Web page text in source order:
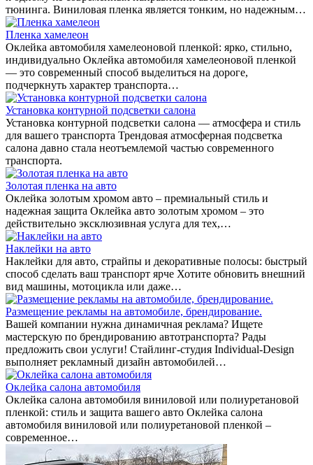
тюнинга. Виниловая пленка является тонким, но надежным…
Пленка хамелеон
Оклейка автомобиля хамелеоновой пленкой: ярко, стильно,
индивидуально Оклейка автомобиля хамелеоновой пленкой
— это современный способ выделиться на дороге,
подчеркнуть характер транспорта…
Установка контурной подсветки салона
Установка контурной подсветки салона — атмосфера и стиль
для вашего транспорта Трендовая атмосферная подсветка
салона давно стала неотъемлемой частью современного
транспорта.
Золотая пленка на авто
Оклейка золотым хромом авто – премиальный стиль и
надежная защита Оклейка авто золотым хромом – это
действительно эксклюзивная услуга для тех,…
Наклейки на авто
Наклейки для авто, страйпы и декоративные полосы: быстрый
способ сделать ваш транспорт ярче Хотите обновить внешний
вид машины, мотоцикла или даже…
Размещение рекламы на автомобиле, брендирование.
Вашей компании нужна динамичная реклама? Ищете
мастерскую по брендированию автотранспорта? Рады
предложить свои услуги! Стайлинг-студия Individual-Design
выполняет рекламный дизайн автомобилей…
Оклейка салона автомобиля
Оклейка салона автомобиля виниловой или полиуретановой
пленкой: стиль и защита вашего авто Оклейка салона
автомобиля виниловой или полиуретановой пленкой –
современное…